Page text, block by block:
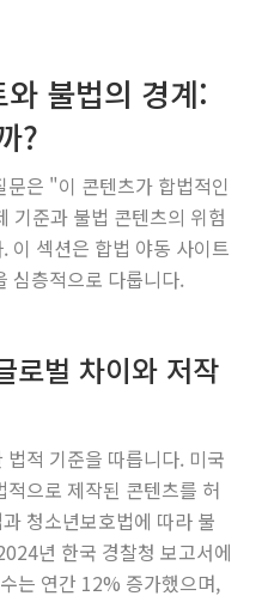
불법의 경계:
?
은 "이 콘텐츠가 합법적인
기준과 불법 콘텐츠의 위험
이 섹션은 합법 야동 사이트
심층적으로 다룹니다.
로벌 차이와 저작
적 기준을 따릅니다. 미국
으로 제작된 콘텐츠를 허
청소년보호법에 따라 불
년 한국 경찰청 보고서에
는 연간 12% 증가했으며,